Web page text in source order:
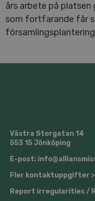
års arbete på platsen
som fort­fa­ran­de får
Västra Storgatan 14
553 15 Jönköping
E-post:
Fler kon­takt­upp­gif­ter >
Report ir­re­gu­la­ri­ti­es /